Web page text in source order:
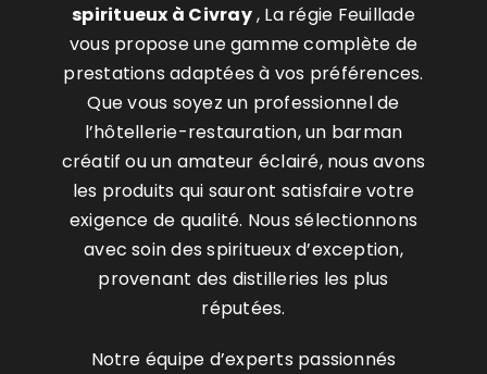
spiritueux à Civray, La régie Feuillade
vous propose une gamme complète de
prestations adaptées à vos préférences.
Que vous soyez un professionnel de
l’hôtellerie-restauration, un barman
créatif ou un amateur éclairé, nous avons
les produits qui sauront satisfaire votre
exigence de qualité. Nous sélectionnons
avec soin des spiritueux d’exception,
provenant des distilleries les plus
réputées.
Notre équipe d’experts passionnés